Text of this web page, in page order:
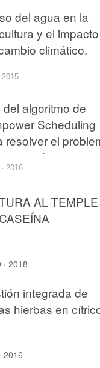
del agua en la
y el impacto
climático.
2015
del algoritmo de
Scheduling
resolver el
de
2016
AL TEMPLE
· 2018
integrada de
hierbas en
2016